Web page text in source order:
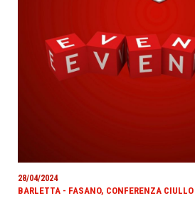
28/04/2024
BARLETTA - FASANO, CONFERENZA